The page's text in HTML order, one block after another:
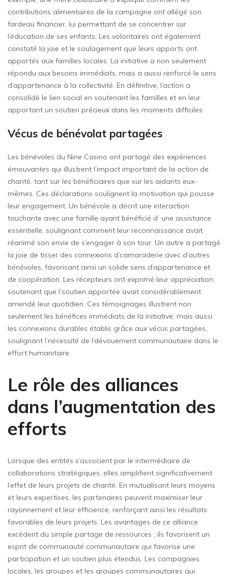
contributions alimentaires de la campagne ont allégé son
fardeau financier, lui permettant de se concentrer sur
l’éducation de ses enfants. Les volontaires ont également
constaté la joie et le soulagement que leurs apports ont
apportés aux familles locales. La initiative a non seulement
répondu aux besoins immédiats, mais a aussi renforcé le sens
d’appartenance à la collectivité. En définitive, l’action a
consolidé le lien social en soutenant les familles et en leur
apportant un soutien précieux dans les moments difficiles.
Vécus de bénévolat partagées
Les bénévoles du Nine Casino ont partagé des expériences
émouvantes qui illustrent l’impact important de la action de
charité, tant sur les bénéficiaires que sur les aidants eux-
mêmes. Ces déclarations soulignent la motivation qui pousse
leur engagement. Un bénévole a décrit une interaction
touchante avec une famille ayant bénéficié d’ une assistance
essentielle, soulignant comment leur reconnaissance avait
réanimé son envie de s’engager à son tour. Un autre a partagé
la joie de tisser des connexions d’camaraderie avec d’autres
bénévoles, favorisant ainsi un solide sens d’appartenance et
de coopération. Les récepteurs ont exprimé leur appréciation,
soutenant que l’soutien apportée avait considérablement
amendé leur quotidien. Ces témoignages illustrent non
seulement les bénéfices immédiats de la initiative, mais aussi
les connexions durables établis grâce aux vécus partagées,
soulignant l’nécessité de l’dévouement communautaire dans le
effort humanitaire.
Le rôle des alliances
dans l’augmentation des
efforts
Lorsque des entités s’associent par le intermédiaire de
collaborations stratégiques, elles amplifient significativement
l’effet de leurs projets de charité. En mutualisant leurs moyens
et leurs expertises, les partenaires peuvent maximiser leur
rayonnement et leur efficience, renforçant ainsi les résultats
favorables de leurs projets. Les avantages de ce alliance
excèdent du simple partage de ressources ; ils favorisent un
esprit de communauté communautaire qui favorise une
participation et un soutien plus étendus. Les compagnies
locales, les groupes et les groupes communautaires qui